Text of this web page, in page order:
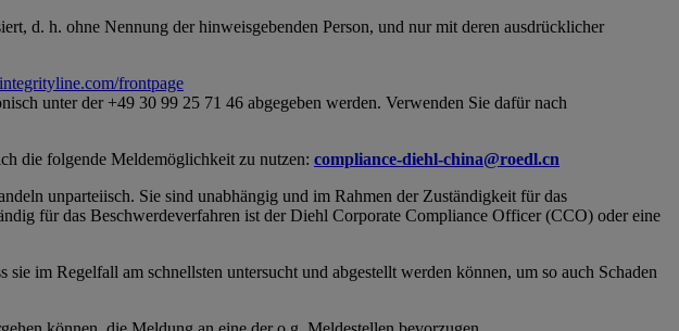
d. h. ohne Nennung der hinweisgebenden Person, und nur mit deren ausdrücklicher
frontpage
unter der +49 30 99 25 71 46 abgegeben werden. Verwenden Sie dafür nach
die folgende Meldemöglichkeit zu nutzen: compliance-diehl-china@roedl.cn
unparteiisch. Sie sind unabhängig und im Rahmen der Zuständigkeit für das
für das Beschwerdeverfahren ist der Diehl Corporate Compliance Officer (CCO) oder eine
im Regelfall am schnellsten untersucht und abgestellt werden können, um so auch Schaden